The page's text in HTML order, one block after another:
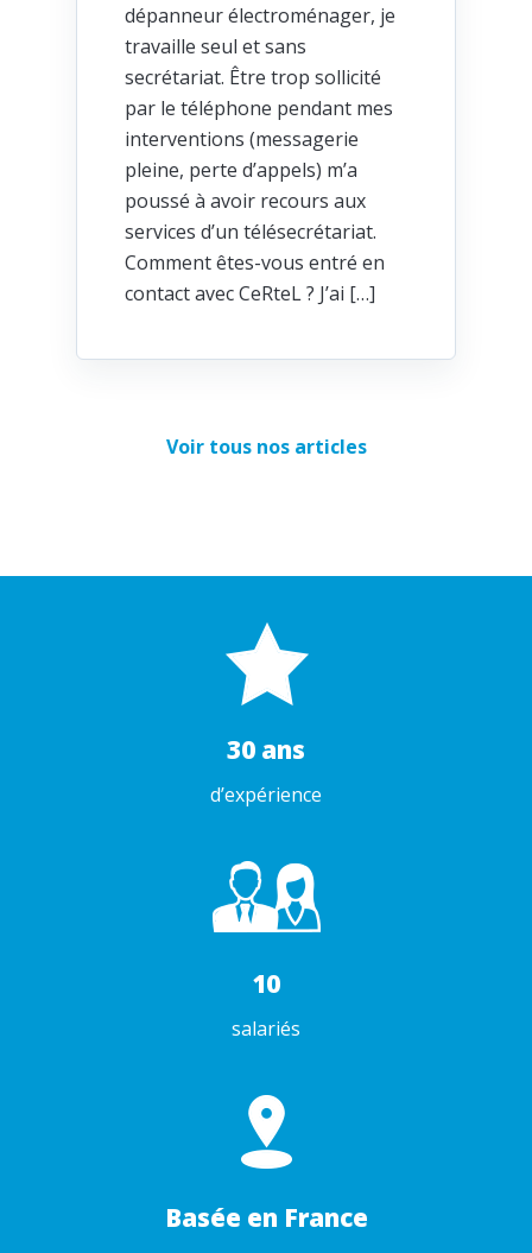
dépanneur électroménager, je
travaille seul et sans
secrétariat. Être trop sollicité
par le téléphone pendant mes
interventions (messagerie
pleine, perte d’appels) m’a
poussé à avoir recours aux
services d’un télésecrétariat.
Comment êtes-vous entré en
contact avec CeRteL ? J’ai […]
Voir tous nos articles
30 ans
d’expérience
10
salariés
Basée en France